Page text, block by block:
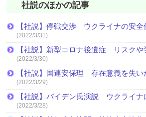
社説のほかの記事
【社説】停戦交渉 ウクライナの安全
(2022/3/31)
【社説】新型コロナ後遺症 リスクや
(2022/3/30)
【社説】国連安保理 存在意義を失い
(2022/3/29)
【社説】バイデン氏演説 ウクライナ
(2022/3/28)